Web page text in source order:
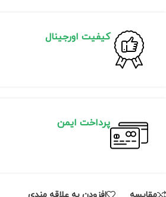
کیفیت اورجینال
پرداخت ایمن